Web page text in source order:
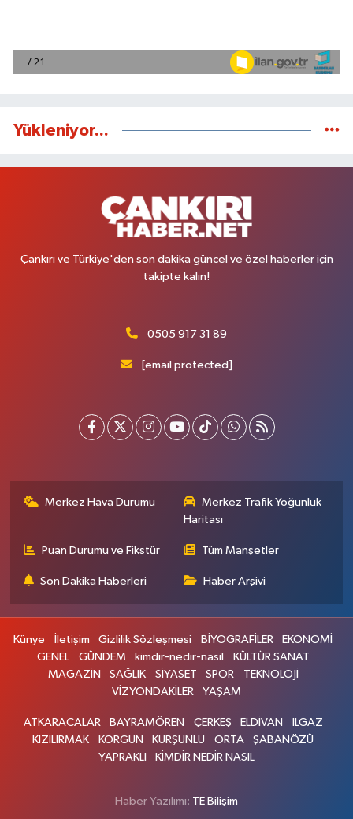
Yükleniyor...
Çankırı ve Türkiye'den son dakika güncel ve özel haberler için
takipte kalın!
0505 917 31 89
[email protected]
Merkez Hava Durumu
Merkez Trafik Yoğunluk
Haritası
Puan Durumu ve Fikstür Tüm Manşetler
Son Dakika Haberleri Haber Arşivi
Künye İletişim Gizlilik Sözleşmesi BİYOGRAFİLER
EKONOMİ
GENEL
GÜNDEM kimdir-nedir-nasil
KÜLTÜR SANAT
MAGAZİN
SAĞLIK SİYASET SPOR
TEKNOLOJİ
VİZYONDAKİLER
YAŞAM
ATKARACALAR BAYRAMÖREN ÇERKEŞ ELDİVAN
ILGAZ
KIZILIRMAK
KORGUN KURŞUNLU ORTA
ŞABANÖZÜ
YAPRAKLI
KİMDİR NEDİR NASIL
Haber Yazılımı: TE Bilişim